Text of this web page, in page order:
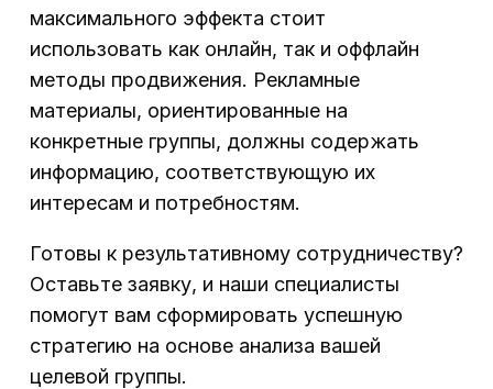
максимального эффекта стоит
использовать как онлайн, так и оффлайн
методы продвижения. Рекламные
материалы, ориентированные на
конкретные группы, должны содержать
информацию, соответствующую их
интересам и потребностям.
Готовы к результативному сотрудничеству?
Оставьте заявку, и наши специалисты
помогут вам сформировать успешную
стратегию на основе анализа вашей
целевой группы.